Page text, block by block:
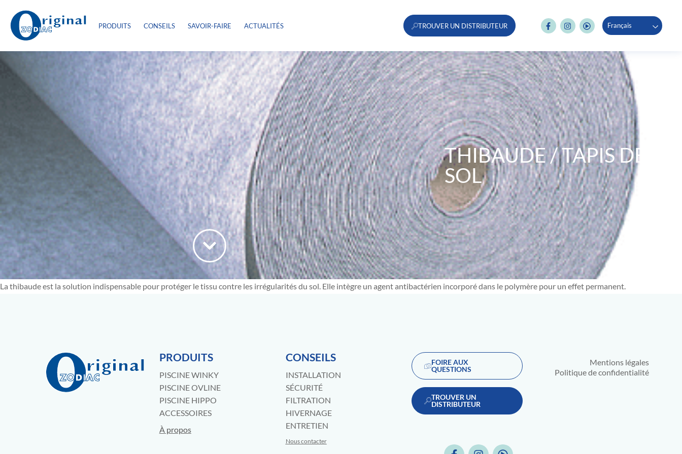
PRODUITS CONSEILS SAVOIR-FAIRE ACTUALITÉS TROUVER UN DISTRIBUTEUR Français
THIBAUDE / TAPIS DE
SOL
La thibaude est la solution indispensable pour protéger le tissu contre les irrégularités du sol. Elle intègre un agent antibactérien incorporé dans le polymère pour un effet permanent.
PRODUITS
PISCINE WINKY
PISCINE OVLINE
PISCINE HIPPO
ACCESSOIRES
À propos
CONSEILS
INSTALLATION
SÉCURITÉ
FILTRATION
HIVERNAGE
ENTRETIEN
Nous contacter
FOIRE AUX
QUESTIONS
TROUVER UN
DISTRIBUTEUR
Mentions légales
Politique de confidentialité